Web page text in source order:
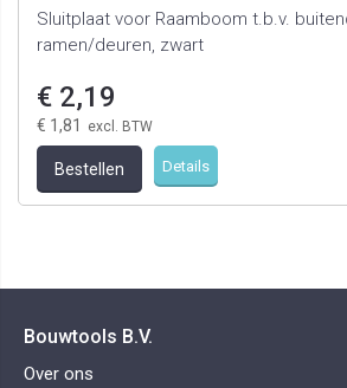
Sluitplaat voor Raamboom t.b.v.
ramen/deuren, zwart
€ 2,19
€ 1,81
Bestellen Details
Bouwtools B.V.
Over ons